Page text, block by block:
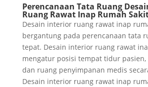
Perencanaan Tata Ruang
Ruang Rawat Inap Rumah
Desain interior ruang rawat inap
bergantung pada perencanaan tata
tepat. Desain interior ruang rawat
mengatur posisi tempat tidur pasien,
dan ruang penyimpanan medis
Desain interior ruang rawat inap